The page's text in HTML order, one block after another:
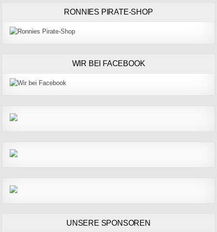
RONNIES PIRATE-SHOP
WIR BEI FACEBOOK
UNSERE SPONSOREN